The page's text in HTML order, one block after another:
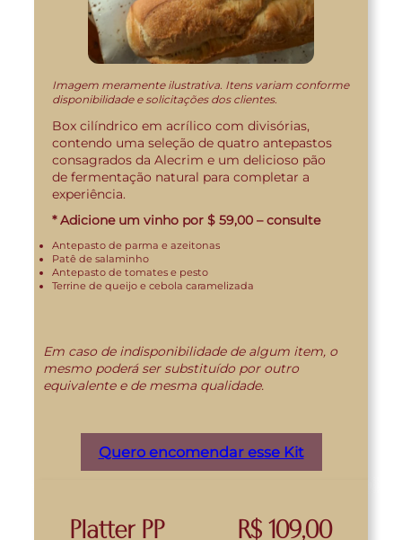
Imagem meramente ilustrativa. Itens variam conforme
disponibilidade e solicitações dos clientes.
Box cilíndrico em acrílico com divisórias,
contendo uma seleção de quatro antepastos
consagrados da Alecrim e um delicioso pão
de fermentação natural para completar a
experiência.
* Adicione um vinho por $ 59,00 – consulte
Antepasto de parma e azeitonas
Patê de salaminho
Antepasto de tomates e pesto
Terrine de queijo e cebola caramelizada
Em caso de indisponibilidade de algum item, o
mesmo poderá ser substituído por outro
equivalente e de mesma qualidade.
Quero encomendar esse Kit
Platter PP R$ 109,00